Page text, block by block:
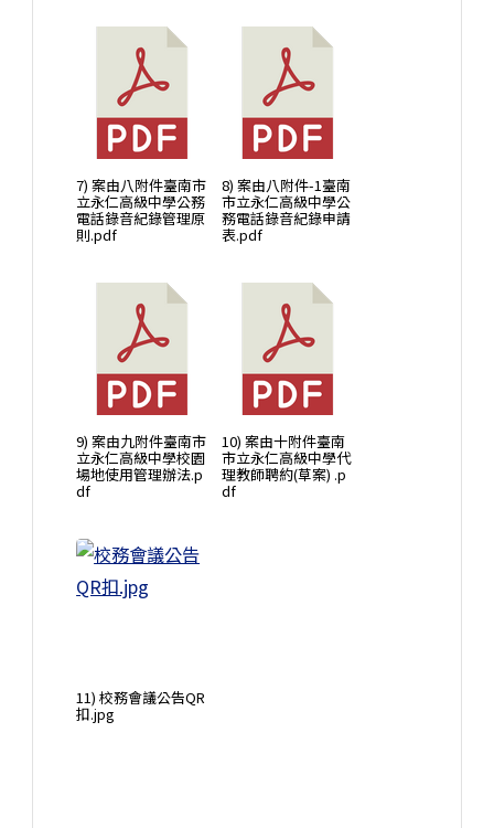
7) 案由八附件臺南市
立永仁高級中學公務
電話錄音紀錄管理原
則.pdf
8) 案由八附件-1臺南
市立永仁高級中學公
務電話錄音紀錄申請
表.pdf
9) 案由九附件臺南市
立永仁高級中學校園
場地使用管理辦法.p
df
10) 案由十附件臺南
市立永仁高級中學代
理教師聘約(草案) .p
df
11) 校務會議公告QR
扣.jpg